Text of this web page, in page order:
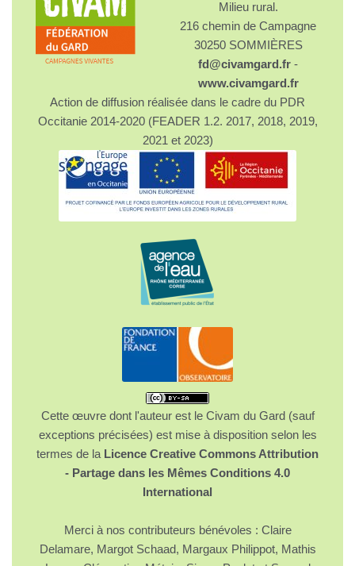
Milieu rural.
216 chemin de Campagne
30250 SOMMIÈRES
fd@civamgard.fr -
www.civamgard.fr
Action de diffusion réalisée dans le cadre du PDR
Occitanie 2014-2020 (FEADER 1.2. 2017, 2018, 2019,
2021 et 2023)
Cette œuvre dont l'auteur est le Civam du Gard (sauf
exceptions précisées) est mise à disposition selon les
termes de la Licence Creative Commons Attribution
- Partage dans les Mêmes Conditions 4.0
International
Merci à nos contributeurs bénévoles : Claire
Delamare, Margot Schaad, Margaux Philippot, Mathis